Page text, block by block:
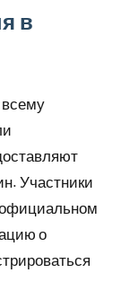
в
всему
Участники
официальном
о